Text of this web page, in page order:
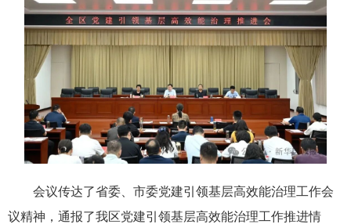
会议传达了省委、市委党建引领基层高效能治理工作会
议精神，通报了我区党建引领基层高效能治理工作推进情